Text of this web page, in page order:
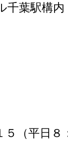
葉駅構内
（平日８